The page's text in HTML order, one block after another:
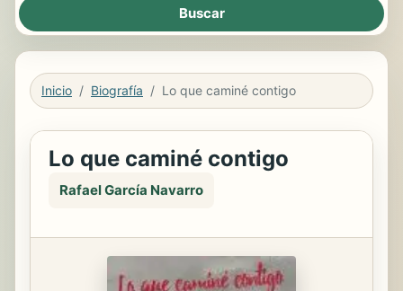
Inicio Biografía Lo que caminé contigo
Lo que caminé contigo
Rafael García Navarro